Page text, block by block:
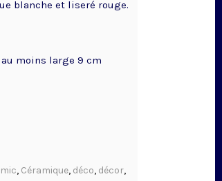
blanche et liseré rouge.
moins large 9 cm
, Céramique, déco, décor,